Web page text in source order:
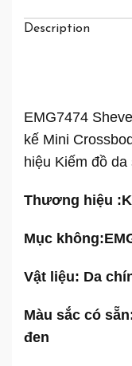
Description
EMG7474
kế Mini
hiệu Kiếm đồ
Thương hiệu :
Mục không:
Vật liệu: Da
Màu sắc có
đen